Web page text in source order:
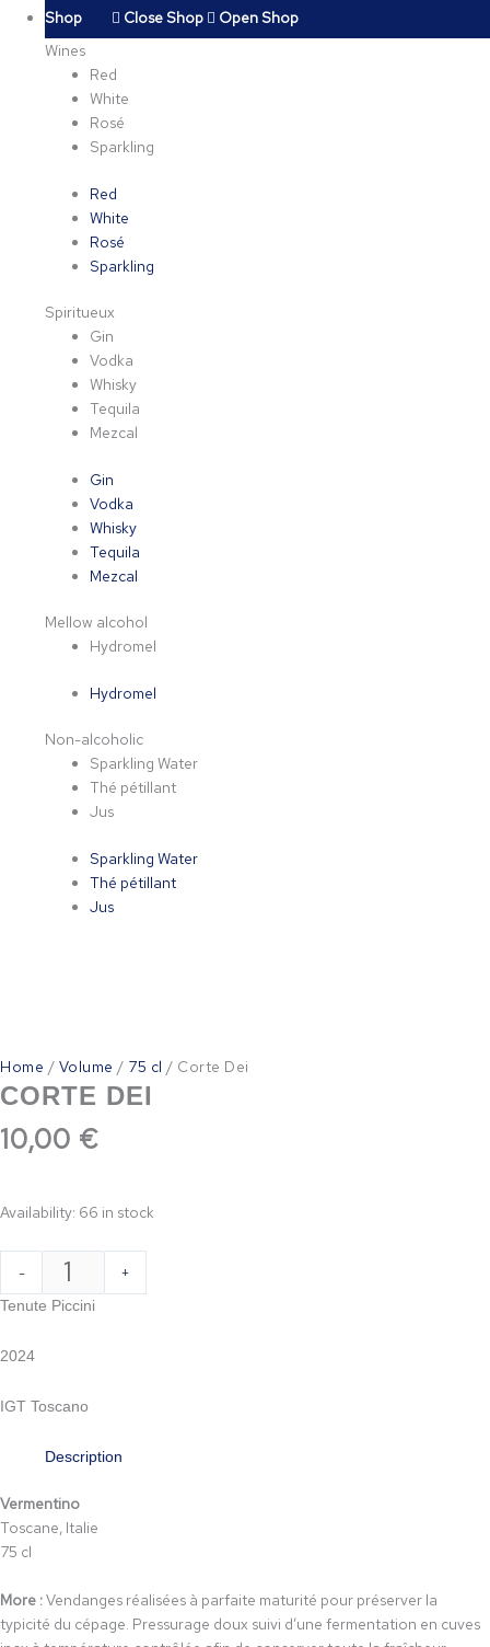
Shop
Close Shop
Open Shop
Wines
Red
White
Rosé
Sparkling
Red
White
Rosé
Sparkling
Spiritueux
Gin
Vodka
Whisky
Tequila
Mezcal
Gin
Vodka
Whisky
Tequila
Mezcal
Mellow alcohol
Hydromel
Hydromel
Non-alcoholic
Sparkling Water
Thé pétillant
Jus
Sparkling Water
Thé pétillant
Jus
Home / Volume / 75 cl / Corte Dei
CORTE DEI
10,00 €
Availability: 66 in stock
- +
Tenute Piccini
2024
IGT Toscano
Description
Vermentino
Toscane, Italie
75 cl
More :Vendanges réalisées à parfaite maturité pour préserver la
typicité du cépage. Pressurage doux suivi d’une fermentation en cuves